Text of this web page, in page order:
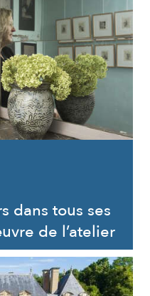
dans tous ses
de l’atelier